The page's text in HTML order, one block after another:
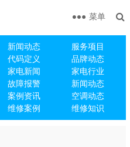
新闻动态
服务项目
代码定义
品牌动态
家电新闻
家电行业
故障报警
新闻动态
案例资讯
空调动态
维修案例 维修知识
菜单